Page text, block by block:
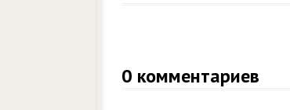
0 комментариев